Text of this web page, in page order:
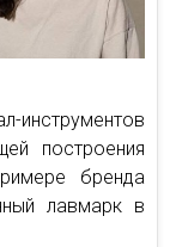
построения
бренда
лавмарк в